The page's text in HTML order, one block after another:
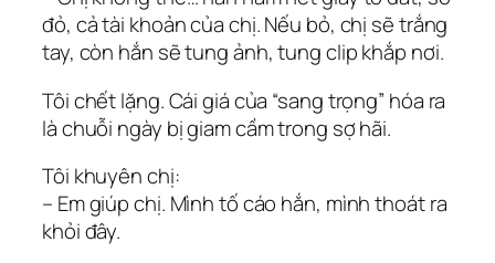
đỏ, cả tài khoản của chị. Nếu bỏ, chị sẽ trắng
tay, còn hắn sẽ tung ảnh, tung clip khắp nơi.
Tôi chết lặng. Cái giá của “sang trọng” hóa ra
là chuỗi ngày bị giam cầm trong sợ hãi.
Tôi khuyên chị:
– Em giúp chị. Mình tố cáo hắn, mình thoát ra
khỏi đây.